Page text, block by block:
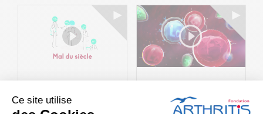
Ce site utilise
4P : Les
Cure-RA